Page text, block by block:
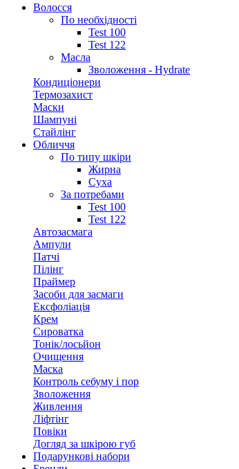
Волосся
По необхідності
Test 100
Test 122
Масла
Зволоження - Hydrate
Кондиціонери
Термозахист
Маски
Шампуні
Стайлінг
Обличчя
По типу шкіри
Жирна
Суха
За потребами
Test 100
Test 122
Автозасмага
Ампули
Патчі
Пілінг
Праймер
Засоби для засмаги
Ексфоліація
Крем
Сироватка
Тонік/лосьйон
Очищення
Маска
Контроль себуму і пор
Зволоження
Живлення
Ліфтінг
Повіки
Догляд за шкірою губ
Подарункові набори